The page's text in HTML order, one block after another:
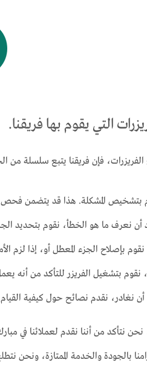
التي يقوم بها فريقنا.
الفريزرات، فإن فريقنا يتبع
بتشخيص المشكلة. هذا قد يتضمن فحص
نعرف ما هو الخطأ، نقوم بتحديد
بإصلاح الجزء المعطل أو، إذا لزم
نقوم بتشغيل الفريزر للتأكد من أنه
نغادر، نقدم نصائح حول كيفية القيام
نتأكد من أننا نقدم لعملائنا في
بالجودة والخدمة الممتازة، ونحن